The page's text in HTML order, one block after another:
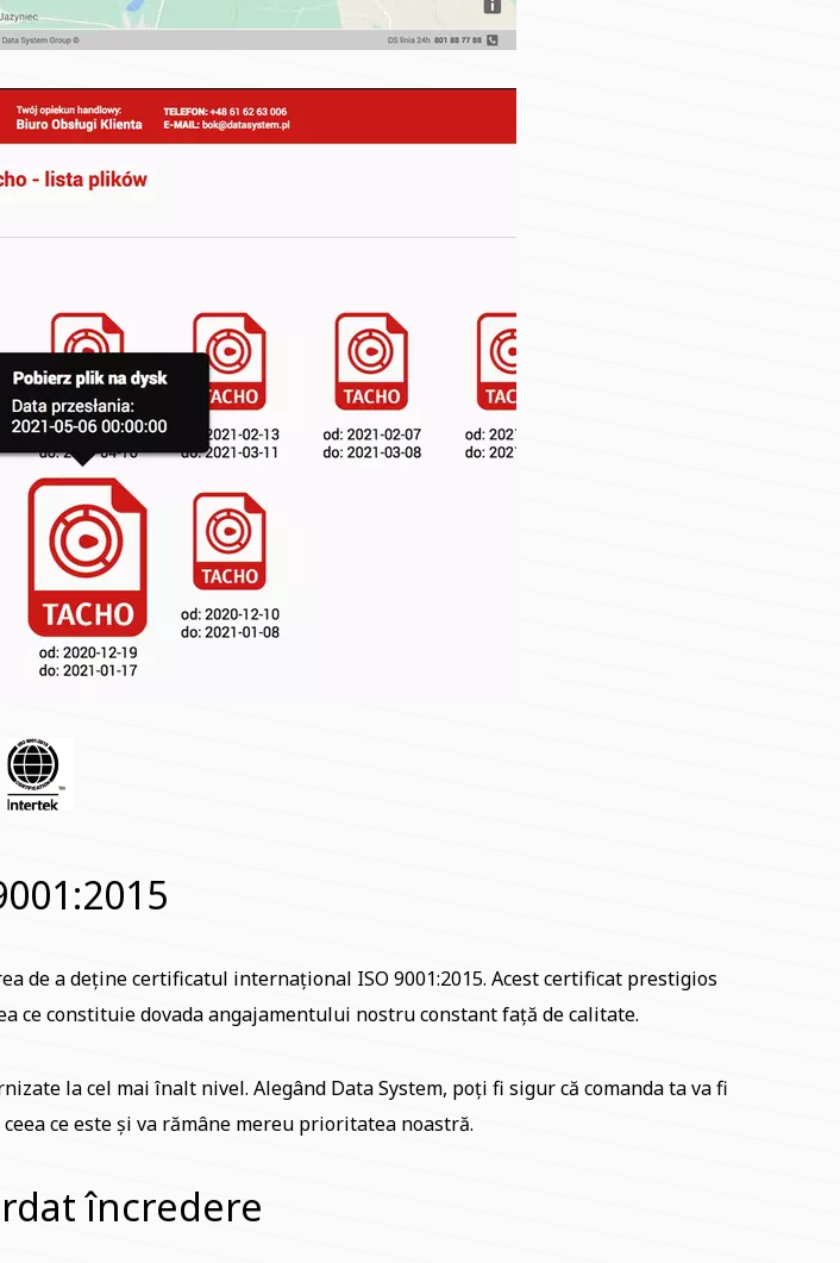
de a deține certificatul internațional ISO 9001:2015. Acest certificat prestigios
constituie dovada angajamentului nostru constant față de calitate.
la cel mai înalt nivel. Alegând Data System, poți fi sigur că comanda ta va fi
ce este și va rămâne mereu prioritatea noastră.
încredere